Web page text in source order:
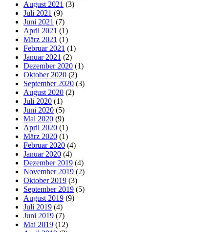
August 2021 (3)
Juli 2021 (9)
Juni 2021 (7)
April 2021 (1)
März 2021 (1)
Februar 2021 (1)
Januar 2021 (2)
Dezember 2020 (1)
Oktober 2020 (2)
September 2020 (3)
August 2020 (2)
Juli 2020 (1)
Juni 2020 (5)
Mai 2020 (9)
April 2020 (1)
März 2020 (1)
Februar 2020 (4)
Januar 2020 (4)
Dezember 2019 (4)
November 2019 (2)
Oktober 2019 (3)
September 2019 (5)
August 2019 (9)
Juli 2019 (4)
Juni 2019 (7)
Mai 2019 (12)